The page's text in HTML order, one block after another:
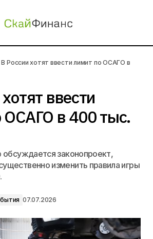
В России хотят ввести лимит по ОСАГО в
ввести
ОСАГО в 400 тыс.
обсуждается законопроект,
изменить правила игры
07.07.2026